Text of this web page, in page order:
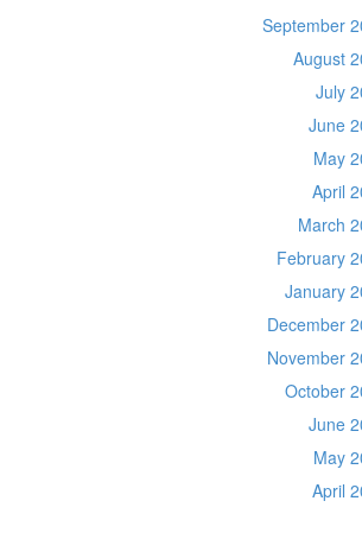
September
August
July
June
May
April
March
February
January
December
November
October
June
May
April